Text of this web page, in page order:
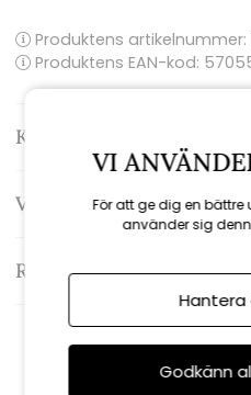
Produktens artikelnummer:
Produktens EAN-kod:
Kontakta oss
Varumärke: Sika-Design
Recensioner
VI
För att ge dig en bättre
använder sig
Hantera
Godkänn